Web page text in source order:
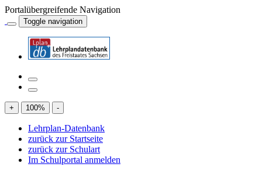
Portalübergreifende Navigation
Toggle navigation
+ 100% -
Lehrplan-Datenbank
zurück zur Startseite
zurück zur Schulart
Im Schulportal anmelden